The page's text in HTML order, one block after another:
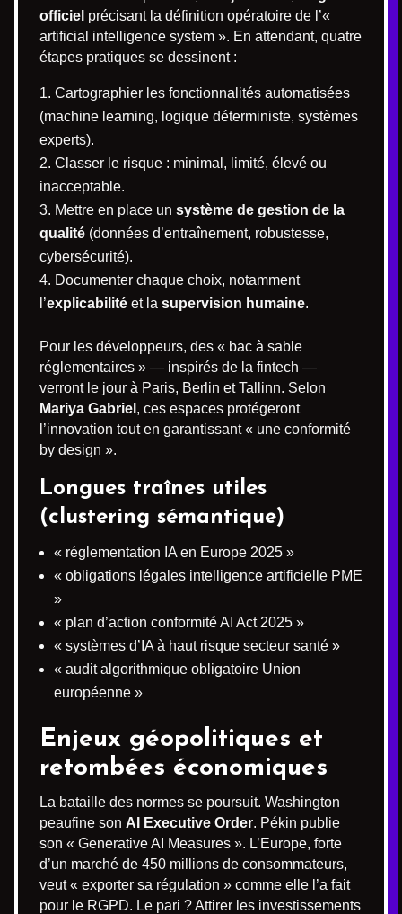
officiel précisant la définition opératoire de l’«
artificial intelligence system ». En attendant, quatre
étapes pratiques se dessinent :
Cartographier les fonctionnalités automatisées
(machine learning, logique déterministe, systèmes
experts).
Classer le risque : minimal, limité, élevé ou
inacceptable.
Mettre en place un système de gestion de la
qualité (données d’entraînement, robustesse,
cybersécurité).
Documenter chaque choix, notamment
l’explicabilité et la supervision humaine.
Pour les développeurs, des « bac à sable
réglementaires » — inspirés de la fintech —
verront le jour à Paris, Berlin et Tallinn. Selon
Mariya Gabriel , ces espaces protégeront
l’innovation tout en garantissant « une conformité
by design ».
Longues traînes utiles
(clustering sémantique)
« réglementation IA en Europe 2025 »
« obligations légales intelligence artificielle PME
»
« plan d’action conformité AI Act 2025 »
« systèmes d’IA à haut risque secteur santé »
« audit algorithmique obligatoire Union
européenne »
Enjeux géopolitiques et
retombées économiques
La bataille des normes se poursuit. Washington
peaufine son AI Executive Order. Pékin publie
son « Generative AI Measures ». L’Europe, forte
d’un marché de 450 millions de consommateurs,
veut « exporter sa régulation » comme elle l’a fait
pour le RGPD. Le pari ? Attirer les investissements